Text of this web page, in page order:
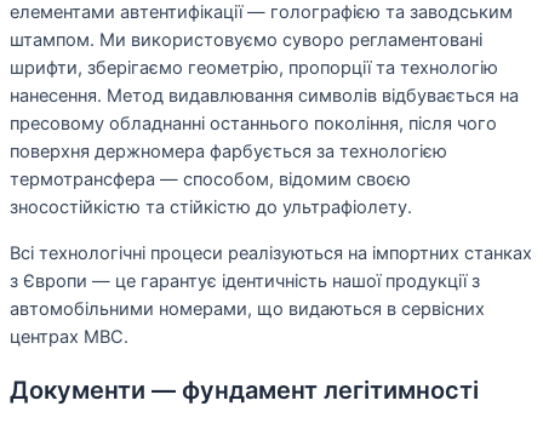
елементами автентифікації — голографією та заводським
штампом. Ми використовуємо суворо регламентовані
шрифти, зберігаємо геометрію, пропорції та технологію
нанесення. Метод видавлювання символів відбувається на
пресовому обладнанні останнього покоління, після чого
поверхня держномера фарбується за технологією
термотрансфера — способом, відомим своєю
зносостійкістю та стійкістю до ультрафіолету.
Всі технологічні процеси реалізуються на імпортних станках
з Європи — це гарантує ідентичність нашої продукції з
автомобільними номерами, що видаються в сервісних
центрах МВС.
Документи — фундамент легітимності